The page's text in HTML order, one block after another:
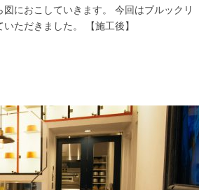
におこしていきます。 今回はブルックリ
ただきました。 【施工後】